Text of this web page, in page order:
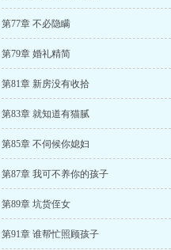
第77章 不必隐瞒
第79章 婚礼精简
第81章 新房没有收拾
第83章 就知道有猫腻
第85章 不伺候你媳妇
第87章 我可不养你的孩子
第89章 坑货侄女
第91章 谁帮忙照顾孩子